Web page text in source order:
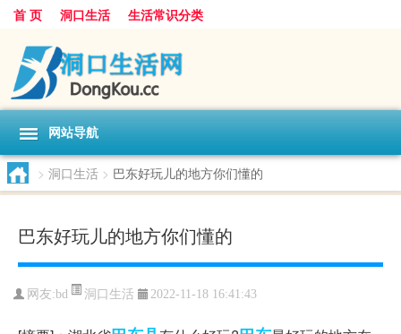
首 页 洞口生活 生活常识分类
网站导航
> 洞口生活 > 巴东好玩儿的地方你们懂的
巴东好玩儿的地方你们懂的
网友:bd 洞口生活 2022-11-18 16:41:43